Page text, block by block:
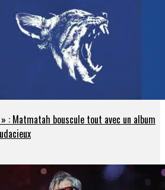
» : Matmatah bouscule tout avec un album